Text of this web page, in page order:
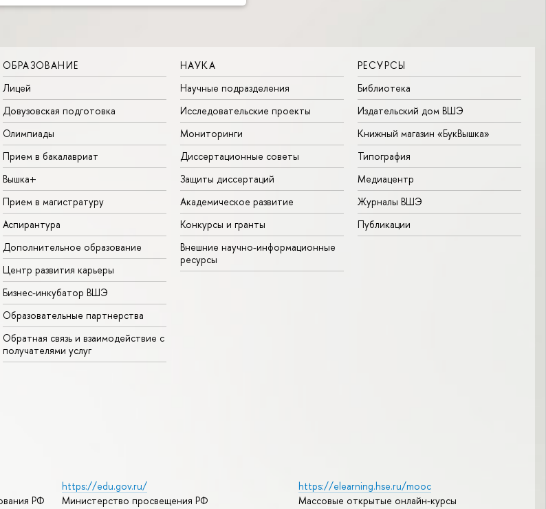
ОБРАЗОВАНИЕ
Лицей
Довузовская подготовка
Олимпиады
Прием в бакалавриат
Вышка+
Прием в магистратуру
Аспирантура
Дополнительное образование
Центр развития карьеры
Бизнес-инкубатор ВШЭ
Образовательные партнерства
Обратная связь и взаимодействие с
получателями услуг
НАУКА
Научные подразделения
Исследовательские проекты
Мониторинги
Диссертационные советы
Защиты диссертаций
Академическое развитие
Конкурсы и гранты
Внешние научно-информационные
ресурсы
РЕСУРСЫ
Библиотека
Издательский дом ВШЭ
Книжный магазин «БукВышка»
Типография
Медиацентр
Журналы ВШЭ
Публикации
РФ
https://edu.gov.ru/
Министерство просвещения РФ
https://elearning.hse.ru/mooc
Массовые открытые онлайн-курсы